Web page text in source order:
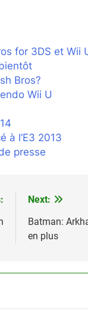
for 3DS et Wii
Bros?
Wii U
à l’E3 2013
presse
Next:
Batman:
en plus